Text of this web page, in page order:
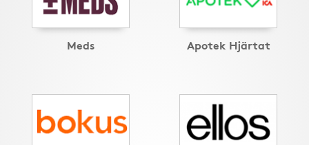
Meds Apotek Hjärtat